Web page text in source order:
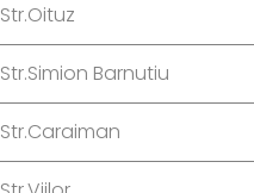
Str.Oituz
Str.Simion Barnutiu
Str.Caraiman